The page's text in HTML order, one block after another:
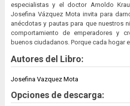
especialistas y el doctor Arnoldo
Josefina Vázquez Mota invita para
anécdotas y pautas para que nuestros
comportamiento de emperadores y
buenos ciudadanos. Porque cada hogar
Autores del Libro:
Josefina Vazquez Mota
Opciones de descarga: